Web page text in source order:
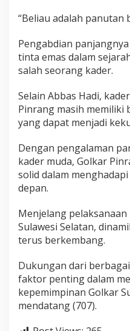
t
E
m
a
s
P
a
r
t
i
“Beliau adalah panutan
Pengabdian
tinta emas dalam
salah seorang kader.
Selain Abbas Hadi,
Pinrang masih memiliki
yang dapat menjadi
Dengan pengalaman
kader muda, Golkar
solid dalam
depan.
Menjelang
Sulawesi Selatan,
terus berkembang.
Dukungan dari
faktor penting dalam
kepemimpinan Golkar
mendatang (707).